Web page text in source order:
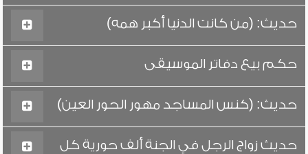
حديث: (من كانت الدنيا أكبر همه)
حكم بيع دفاتر الموسيقى
حديث: (كنس المساجد مهور الحور العين)
حديث زواج الرجل في الجنة ألف حورية كل